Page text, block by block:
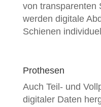
von transparenten
werden digitale
Schienen
Prothesen
Auch Teil- und
digitaler Daten